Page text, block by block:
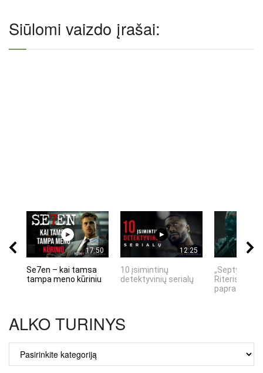
Siūlomi vaizdo įrašai:
17:50
Se7en – kai tamsa
tampa meno kūriniu
12:25
10 įsimintinų
detektyvinių serialų
„Septynių
Riteris" – kai
ALKO TURINYS
TURINYS